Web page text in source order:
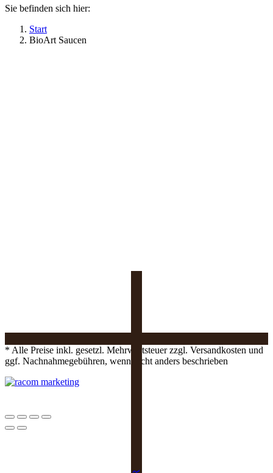
Sie befinden sich hier:
Start
BioArt Saucen
* Alle Preise inkl. gesetzl. Mehrwertsteuer zzgl. Versandkosten und
ggf. Nachnahmegebühren, wenn nicht anders beschrieben